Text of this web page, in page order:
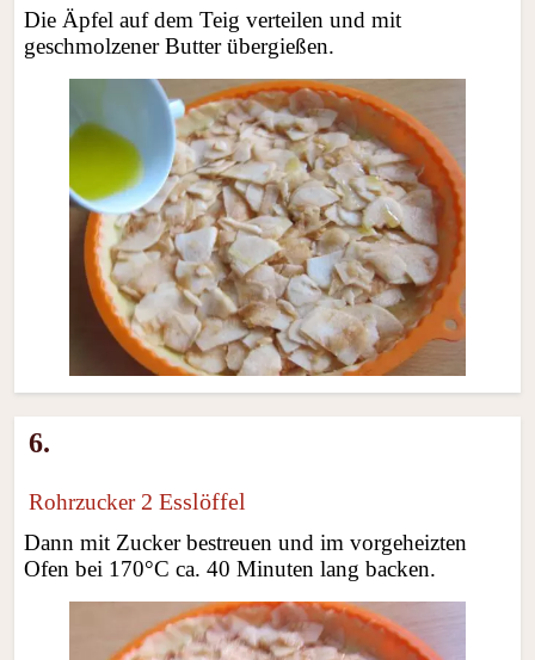
Die Äpfel auf dem Teig verteilen und mit
geschmolzener Butter übergießen.
6.
Rohrzucker 2 Esslöffel
Dann mit Zucker bestreuen und im vorgeheizten
Ofen bei 170°C ca. 40 Minuten lang backen.